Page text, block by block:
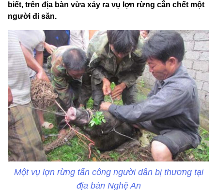
biết, trên địa bàn vừa xảy ra vụ lợn rừng cắn chết một
người đi săn.
Một vụ lợn rừng tấn công người dân bị thương tại
địa bàn Nghệ An